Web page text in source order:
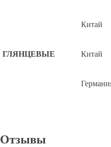
ГЛЯНЦЕВЫЕ
Китай
Китай
Отзывы